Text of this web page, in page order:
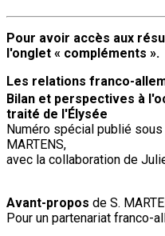
Pour avoir accès aux
l'onglet « compléments ».
Les relations franco-
Bilan et perspectives à
traité de l'Élysée
Numéro spécial publié
MARTENS,
avec la collaboration de
Avant-propos de S.
Pour un partenariat franco-